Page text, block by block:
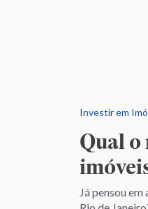
Investir em
Qual
Já pensou